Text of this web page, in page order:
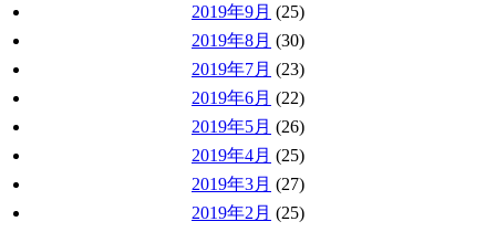
2019年9月 (25)
2019年8月 (30)
2019年7月 (23)
2019年6月 (22)
2019年5月 (26)
2019年4月 (25)
2019年3月 (27)
2019年2月 (25)